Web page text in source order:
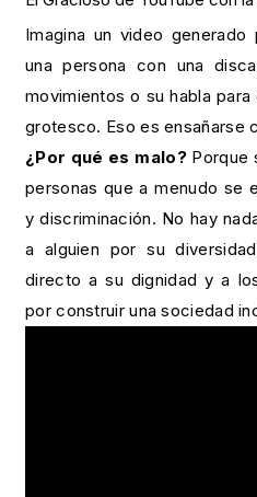
Imagina un video
una persona con una
movimientos o su habla
grotesco. Eso es ensañarse
¿Por qué es malo?Porque
personas que a menudo se
y discriminación. No hay
a alguien por su
directo a su dignidad y a
por construir una sociedad